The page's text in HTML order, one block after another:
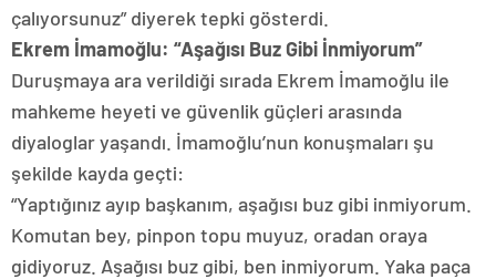
çalıyorsunuz” diyerek tepki gösterdi.
Ekrem İmamoğlu: “Aşağısı Buz Gibi İnmiyorum”
Duruşmaya ara verildiği sırada Ekrem İmamoğlu ile
mahkeme heyeti ve güvenlik güçleri arasında
diyaloglar yaşandı. İmamoğlu’nun konuşmaları şu
şekilde kayda geçti:
“Yaptığınız ayıp başkanım, aşağısı buz gibi inmiyorum.
Komutan bey, pinpon topu muyuz, oradan oraya
gidiyoruz. Aşağısı buz gibi, ben inmiyorum. Yaka paça